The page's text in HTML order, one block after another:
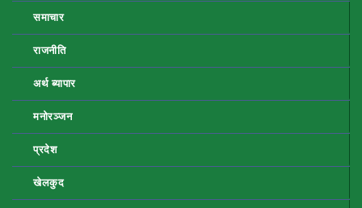
समाचार
राजनीति
अर्थ ब्यापार
मनोरञ्जन
प्रदेश
खेलकुद